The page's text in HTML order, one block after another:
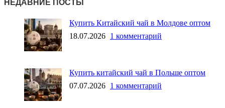
Купить Китайский чай в Молдове оптом
18.07.2026 1 комментарий
Купить китайский чай в Польше оптом
07.07.2026 1 комментарий